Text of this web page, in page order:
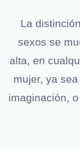
La
sexos se
alta, en
mujer, ya
imaginación,